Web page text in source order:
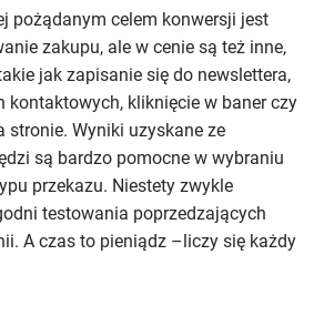
pożądanym celem konwersji jest
zakupu, ale w cenie są też inne,
jak zapisanie się do newslettera,
kontaktowych, kliknięcie w baner czy
stronie. Wyniki uzyskane ze
są bardzo pomocne w wybraniu
przekazu. Niestety zwykle
testowania poprzedzających
A czas to pieniądz –liczy się każdy